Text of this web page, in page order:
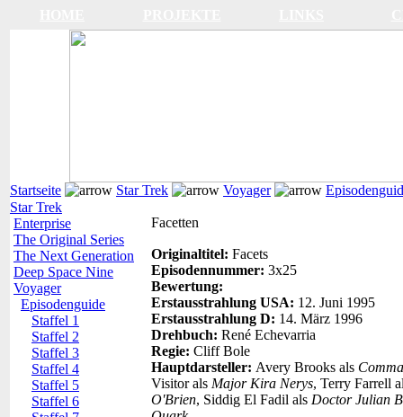
Startseite Star Trek Voyager
Star Trek
Enterprise
The Original Series
The Next Generation
Deep Space Nine
Voyager
Episodenguide
Staffel 1
Staffel 2
Staffel 3
Staffel 4
Staffel 5
Staffel 6
Facetten
Originaltitel: Facets
Episodennummer: 3x25
Bewertung:
Erstausstrahlung USA: 12. Juni 1995
Erstausstrahlung D: 14. März 1996
Drehbuch: René Echevarria
Regie: Cliff Bole
Hauptdarsteller: Avery Brooks als
Visitor als Major Kira Nerys, Terry Farrell
O'Brien, Siddig El Fadil als Doctor Julian